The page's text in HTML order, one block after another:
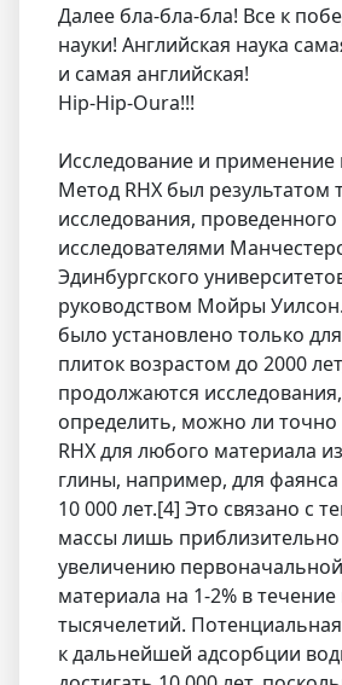
Далее бла-бла-бла! Все к
науки! Английская наука
и самая английская!
Hip-Hip-Oura!!!
Исследование и применение
Метод RHX был результатом
исследования,
исследователями
Эдинбургского
руководством Мойры
было установлено только
плиток возрастом до 2000
продолжаются
определить, можно ли точно
RHX для любого материала
глины, например, для
10 000 лет.[4] Это связано с
массы лишь приблизительно
увеличению
материала на 1-2% в течение
тысячелетий.
к дальнейшей адсорбции